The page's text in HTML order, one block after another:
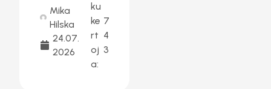
Mika
Hilska
24.07.
2026
ku
ke
rt
oj
a:
7
4
3